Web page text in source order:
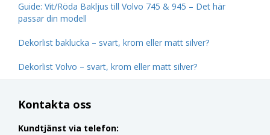
Guide: Vit/Röda Bakljus till Volvo 745 & 945 – Det här
passar din modell
Dekorlist baklucka – svart, krom eller matt silver?
Dekorlist Volvo – svart, krom eller matt silver?
Kontakta oss
Kundtjänst via telefon: